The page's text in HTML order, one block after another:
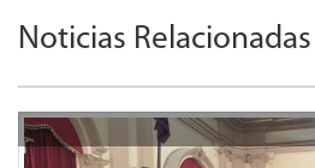
Noticias Relacionadas